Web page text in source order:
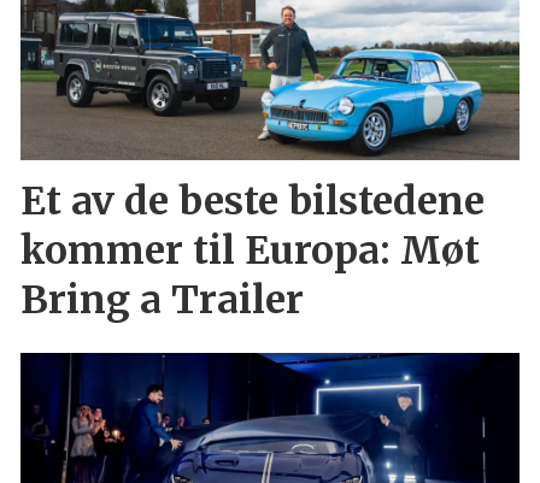
Et av de beste bilstedene
kommer til Europa: Møt
Bring a Trailer